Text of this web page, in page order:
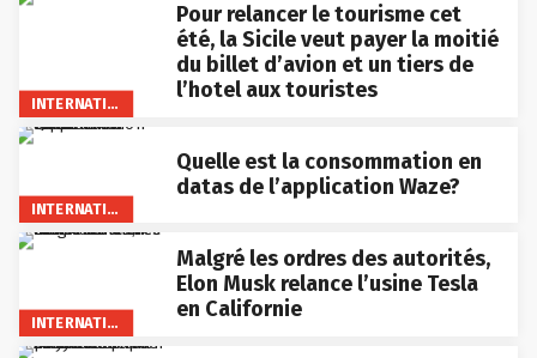
INTERNATIONAL
Pour relancer le tourisme cet
été, la Sicile veut payer la moitié
du billet d’avion et un tiers de
l’hotel aux touristes
INTERNATIONAL
Quelle est la consommation en
datas de l’application Waze?
INTERNATIONAL
Malgré les ordres des autorités,
Elon Musk relance l’usine Tesla
en Californie